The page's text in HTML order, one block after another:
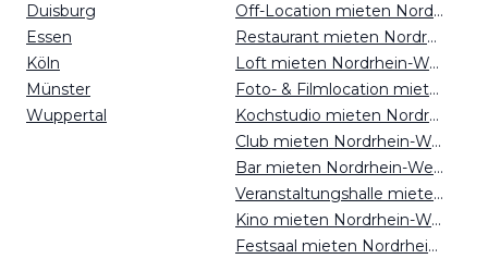
Duisburg
Essen
Köln
Münster
Wuppertal
Off-Location mieten Nordrhein-Westfalen
Restaurant mieten Nordrhein-Westfalen
Loft mieten Nordrhein-Westfalen
Foto- & Filmlocation mieten Nordrhein-Westfalen
Kochstudio mieten Nordrhein-Westfalen
Club mieten Nordrhein-Westfalen
Bar mieten Nordrhein-Westfalen
Veranstaltungshalle mieten Nordrhein-Westfalen
Kino mieten Nordrhein-Westfalen
Festsaal mieten Nordrhein-Westfalen